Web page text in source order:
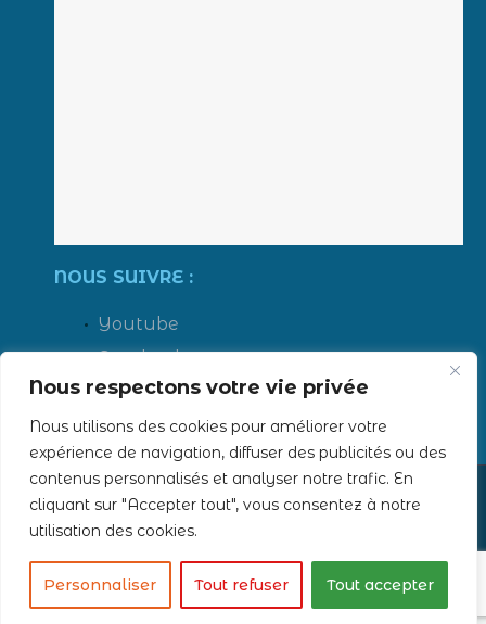
Nous respectons votre vie privée
Nous utilisons des cookies pour améliorer votre
expérience de navigation, diffuser des publicités ou des
contenus personnalisés et analyser notre trafic. En
cliquant sur "Accepter tout", vous consentez à notre
utilisation des cookies.
Personnaliser Tout refuser Tout accepter
NOUS SUIVRE :
Youtube
Facebook
LinkedIn
Instagram
Tous droits réservés - 2019 ERTS -